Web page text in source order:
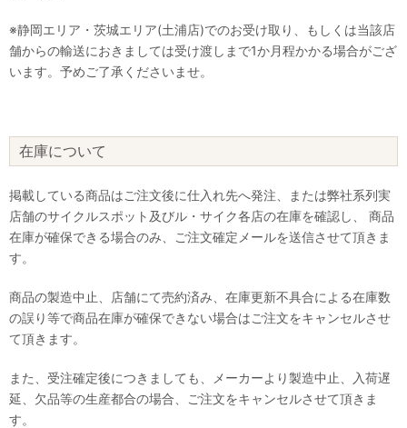
※静岡エリア・茨城エリア(土浦店)でのお受け取り、もしくは当該店
舗からの輸送におきましては受け渡しまで1か月程かかる場合がござ
います。予めご了承くださいませ。
在庫について
掲載している商品はご注文後に仕入れ先へ発注、または弊社系列実
店舗のサイクルスポット及びル・サイク各店の在庫を確認し、 商品
在庫が確保できる場合のみ、ご注文確定メールを送信させて頂きま
す。
商品の製造中止、店舗にて売約済み、在庫更新不具合による在庫数
の誤り等で商品在庫が確保できない場合はご注文をキャンセルさせ
て頂きます。
また、受注確定後につきましても、メーカーより製造中止、入荷遅
延、欠品等の生産都合の場合、ご注文をキャンセルさせて頂きま
す。